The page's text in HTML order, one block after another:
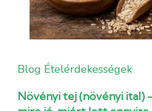
Blog Ételérdekességek
Növényi tej (növényi ital)